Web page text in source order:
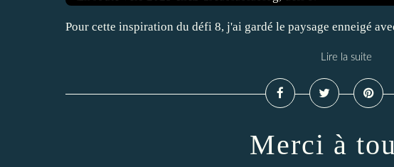
Pour cette inspiration du défi 8, j'ai gardé le paysage enneigé
Lire la suite
Merci à